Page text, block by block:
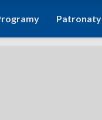
Patronaty